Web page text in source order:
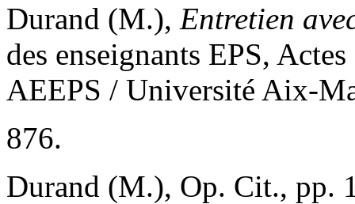
Durand (M.), Entretien
des enseignants EPS,
AEEPS / Université Aix-
876.
Durand (M.), Op. Cit., pp.